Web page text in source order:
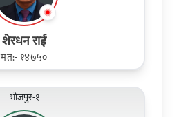
शेरधन राई
मत:- १४७५०
भोजपुर-१